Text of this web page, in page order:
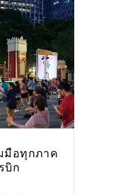
มือทุกภาค
บิก